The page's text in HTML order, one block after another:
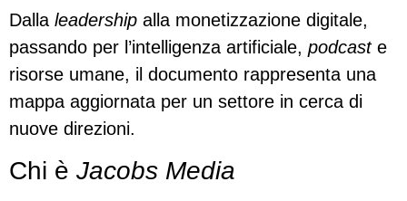
Dallaleadership alla monetizzazione digitale,
passando per l’intelligenza artificiale, podcaste
risorse umane, il documento rappresenta una
mappa aggiornata per un settore in cerca di
nuove direzioni.
Chi è Jacobs Media